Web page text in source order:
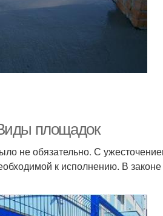
площадок
не обязательно. С
к исполнению. В